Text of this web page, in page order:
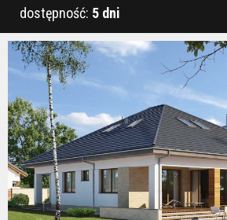
dostępność: 5 dni